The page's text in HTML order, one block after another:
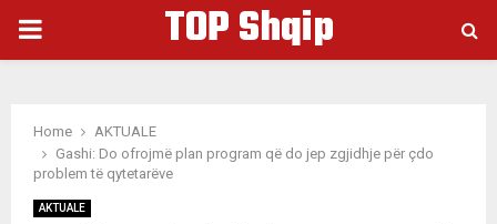
PRIMARY
TOP Shqip
Home
AKTUALE
Gashi: Do ofrojmë plan program që do jep zgjidhje për çdo
problem të qytetarëve
AKTUALE